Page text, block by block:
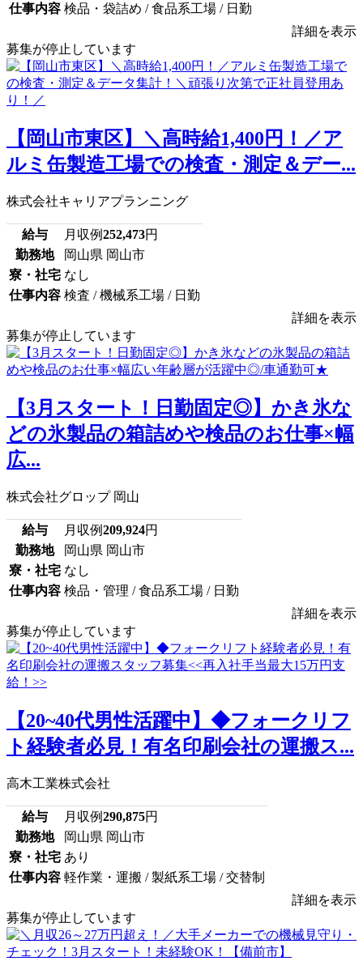
仕事内容 検品・袋詰め / 食品系工場 / 日勤
詳細を表示
募集が停止しています
【岡山市東区】＼高時給1,400円！／ア
ルミ缶製造工場での検査・測定＆デー...
株式会社キャリアプランニング
給与 月収例252,473円
勤務地
岡山県 岡山市
寮・社宅 なし
仕事内容 検査 / 機械系工場 / 日勤
詳細を表示
募集が停止しています
【3月スタート！日勤固定◎】かき氷な
どの氷製品の箱詰めや検品のお仕事×幅
広...
株式会社グロップ 岡山
給与 月収例209,924円
勤務地
岡山県 岡山市
寮・社宅 なし
仕事内容 検品・管理 / 食品系工場 / 日勤
詳細を表示
募集が停止しています
【20~40代男性活躍中】◆フォークリフ
ト経験者必見！有名印刷会社の運搬ス...
高木工業株式会社
給与 月収例290,875円
勤務地
岡山県 岡山市
寮・社宅 あり
仕事内容 軽作業・運搬 / 製紙系工場 / 交替制
詳細を表示
募集が停止しています